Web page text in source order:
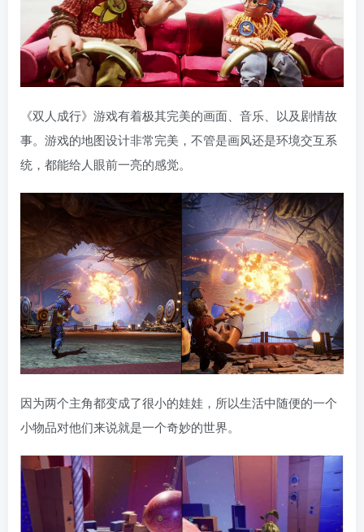
《双人成行》游戏有着极其完美的画面、音乐、以及剧情故
事。游戏的地图设计非常完美，不管是画风还是环境交互系
统，都能给人眼前一亮的感觉。
因为两个主角都变成了很小的娃娃，所以生活中随便的一个
小物品对他们来说就是一个奇妙的世界。